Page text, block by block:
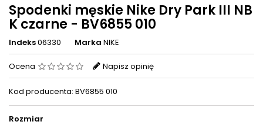
Spodenki męskie Nike Dry Park III NB
K czarne - BV6855 010
Indeks06330 Marka NIKE
Ocena Napisz opinię
Kod producenta: BV6855 010
Rozmiar